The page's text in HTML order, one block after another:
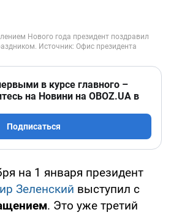
в курсе главного –
на Новини на OBOZ.UA в
Подписаться
на 1 января президент
Зеленский выступил с
. Это уже третий